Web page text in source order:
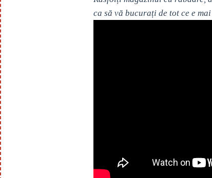
ca să vă bucurați de tot ce e